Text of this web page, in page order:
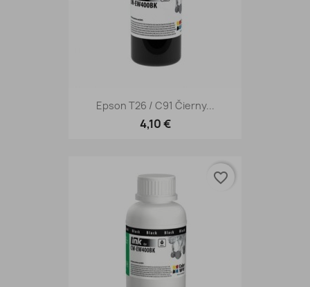
Epson T26 / C91 Čierny...
4,10 €
favorite_border